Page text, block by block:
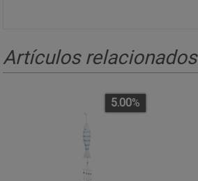
Artículos relacionados
5.00%